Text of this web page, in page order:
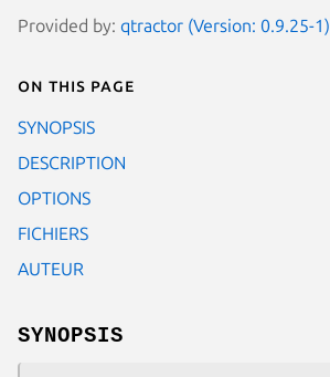
Provided by: qtractor (Version: 0.9.25-1)
On this page
SYNOPSIS
DESCRIPTION
OPTIONS
FICHIERS
AUTEUR
SYNOPSIS